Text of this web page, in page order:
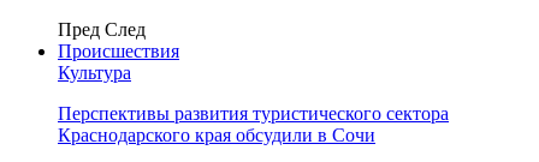
Пред След
Происшествия
Культура
Перспективы развития туристического сектора
Краснодарского края обсудили в Сочи